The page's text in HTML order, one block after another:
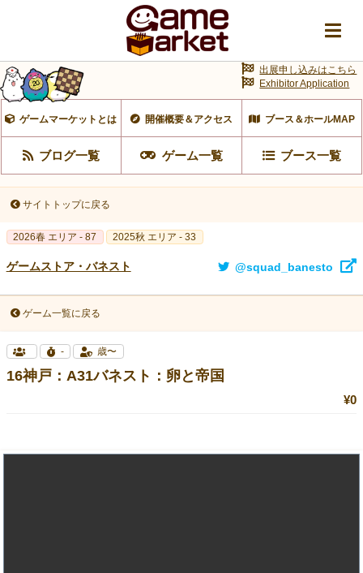
ゲームマーケットとは 開催概要＆アクセス ブース＆ホールMAP
ブログ一覧 ゲーム一覧 ブース一覧
出展申し込みはこちら
Exhibitor Application
サイトトップに戻る
2026春 エリア - 87 2025秋 エリア - 33
ゲームストア・バネスト @squad_banesto
ゲーム一覧に戻る
- 歳〜
16神戸：A31バネスト：卵と帝国
¥0